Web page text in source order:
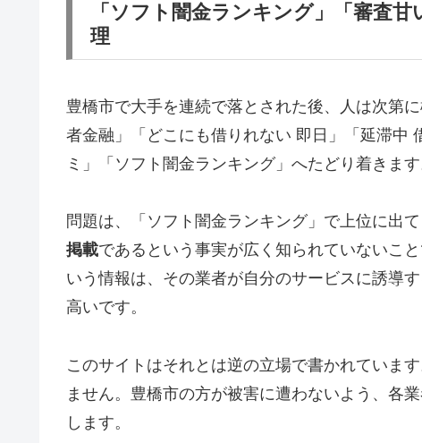
「ソフト闇金ランキング」「審査
理
豊橋市で大手を連続で落とされた後、人は次第
者金融」「どこにも借りれない 即日」「延滞中
ミ」「ソフト闇金ランキング」へたどり着きます
問題は、「ソフト闇金ランキング」で上位に出
掲載であるという事実が広く知られていないこ
いう情報は、その業者が自分のサービスに誘導
高いです。
このサイトはそれとは逆の立場で書かれていま
ません。豊橋市の方が被害に遭わないよう、各
します。